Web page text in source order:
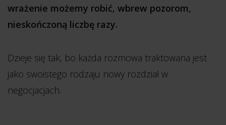
wrażenie możemy robić, wbrew pozorom,
nieskończoną liczbę razy.
Dzieje się tak, bo każda rozmowa traktowana jest
jako swoistego rodzaju nowy rozdział w
negocjacjach.